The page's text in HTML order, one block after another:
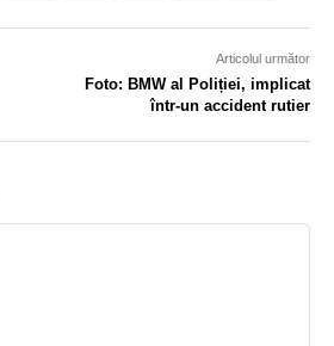
Articolul următor
Foto: BMW al Poliției, implicat
într-un accident rutier